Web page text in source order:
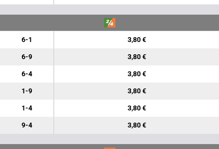
6-1 3,80 €
6-9 3,80 €
6-4 3,80 €
1-9 3,80 €
1-4 3,80 €
9-4 3,80 €